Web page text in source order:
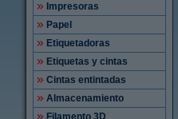
Impresoras
Papel
Etiquetadoras
Etiquetas y cintas
Cintas entintadas
Almacenamiento
Filamento 3D